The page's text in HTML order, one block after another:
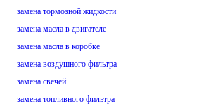
замена тормозной жидкости
замена масла в двигателе
замена масла в коробке
замена воздушного фильтра
замена свечей
замена топливного фильтра